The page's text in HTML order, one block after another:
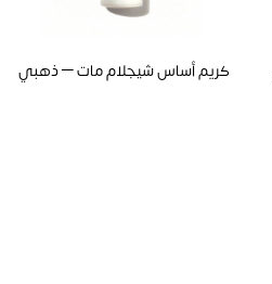
كريم أساس شيجلام مات – ذهبي